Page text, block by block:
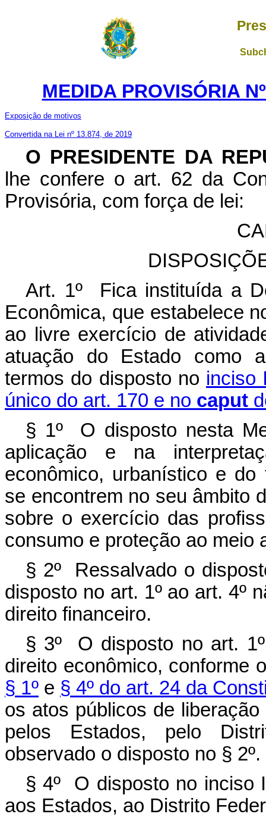
MEDIDA PROVISÓRIA
Exposição de motivos
Convertida na Lei nº 13.874, de 2019
O PRESIDENTE DA
lhe confere o art. 62 da
Provisória, com força de lei:
Art. 1º Fica instituída a
Econômica, que estabelece
ao livre exercício de
atuação do Estado como
termos do disposto no inciso
único do art. 170 e no caput
§ 1º O disposto nesta
aplicação e na
econômico, urbanístico e
se encontrem no seu âmbito
sobre o exercício das
consumo e proteção ao meio
§ 2º Ressalvado o
disposto no art. 1º ao art. 4º
direito financeiro.
§ 3º O disposto no art.
direito econômico, conforme
§ 1º e § 4º do art. 24 da
os atos públicos de
pelos Estados, pelo
observado o disposto no § 2º.
§ 4º O disposto no inciso
aos Estados, ao Distrito